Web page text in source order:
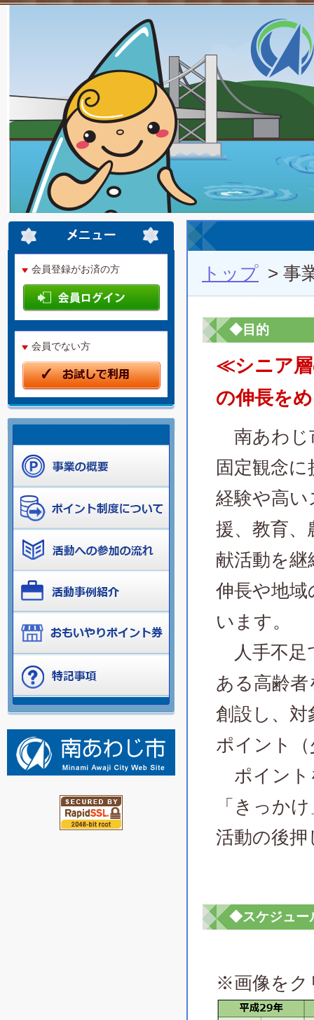
会員登録がお済の方
会員でない方
トップ > 事
◆目的
≪シニア層
の伸長を
南あわじ
固定観念
経験や高
援、教育、
献活動を
伸長や地
います。
人手不足
ある高齢
創設し、
ポイント
ポイント
「きっか
活動の後
◆スケジュー
※画像をク